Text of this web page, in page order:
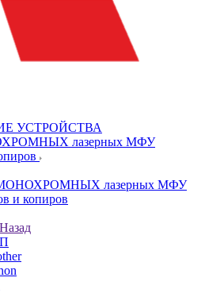
УСТРОЙСТВА
лазерных МФУ
лазерных МФУ
и копиров
Назад